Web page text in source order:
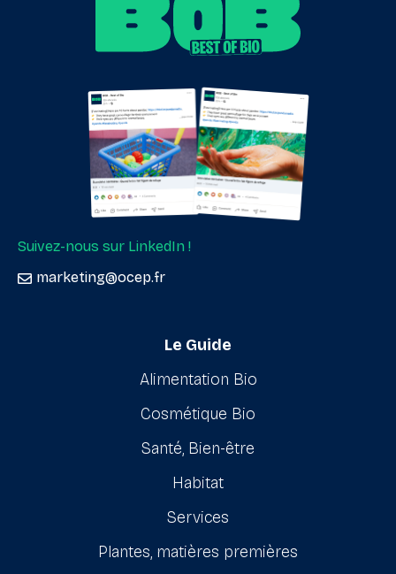
Suivez-nous sur LinkedIn !
marketing@ocep.fr
Le Guide
Alimentation Bio
Cosmétique Bio
Santé, Bien-être
Habitat
Services
Plantes, matières premières